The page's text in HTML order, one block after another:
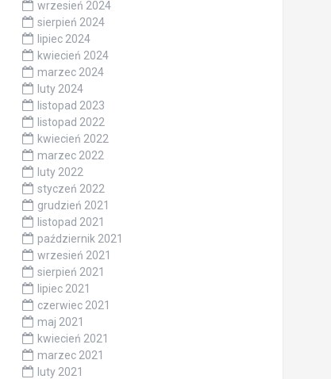
wrzesień 2024
sierpień 2024
lipiec 2024
kwiecień 2024
marzec 2024
luty 2024
listopad 2023
listopad 2022
kwiecień 2022
marzec 2022
luty 2022
styczeń 2022
grudzień 2021
listopad 2021
październik 2021
wrzesień 2021
sierpień 2021
lipiec 2021
czerwiec 2021
maj 2021
kwiecień 2021
marzec 2021
luty 2021